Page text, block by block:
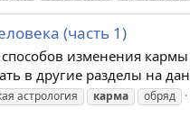
(часть 1)
изменения
в другие разделы на
астрология карма обряд